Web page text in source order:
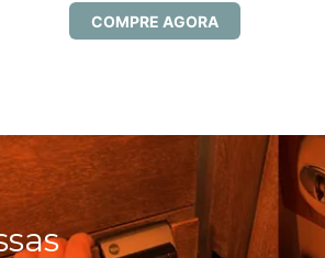
COMPRE AGORA